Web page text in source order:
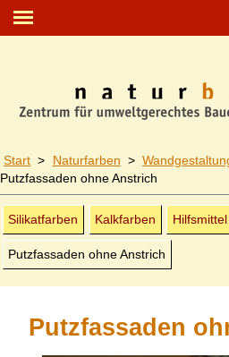
Start > Naturfarben >
Putzfassaden ohne Anstrich
Silikatfarben Kalkfarben Hilfsmittel
Putzfassaden ohne Anstrich
Putzfassaden